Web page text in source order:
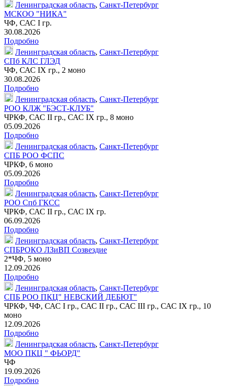
Ленинградская область, Санкт-Петербург
МСКОО "НИКА"
ЧФ, САС I гр.
30.08.2026
Подробно
Ленинградская область, Санкт-Петербург
СПб КЛС ГЛЭД
ЧФ, САС IX гр., 2 моно
30.08.2026
Подробно
Ленинградская область, Санкт-Петербург
РОО КЛЖ "БЭСТ-КЛУБ"
ЧРКФ, САС II гр., САС IX гр., 8 моно
05.09.2026
Подробно
Ленинградская область, Санкт-Петербург
СПБ РОО ФСПС
ЧРКФ, 6 моно
05.09.2026
Подробно
Ленинградская область, Санкт-Петербург
РОО Спб ГКСС
ЧРКФ, САС II гр., САС IX гр.
06.09.2026
Подробно
Ленинградская область, Санкт-Петербург
СПБРОКО ЛЗиВП Созвездие
2*ЧФ, 5 моно
12.09.2026
Подробно
Ленинградская область, Санкт-Петербург
СПБ РОО ПКЦ" НЕВСКИЙ ДЕБЮТ"
ЧРКФ, ЧФ, САС I гр., САС II гр., САС III гр., САС IX гр., 10
моно
12.09.2026
Подробно
Ленинградская область, Санкт-Петербург
МОО ПКЦ " ФЬОРД"
ЧФ
19.09.2026
Подробно